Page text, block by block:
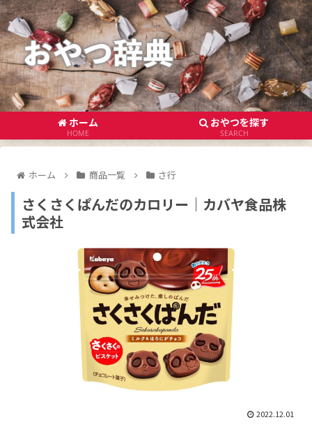
ホーム
HOME
おやつを探す
SEARCH
ホーム 商品一覧 さ行
さくさくぱんだのカロリー｜カバヤ食品株
式会社
2022.12.01